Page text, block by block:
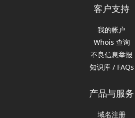
客户支持
我的帐户
Whois 查询
不良信息举报
知识库 / FAQs
产品与服务
域名注册